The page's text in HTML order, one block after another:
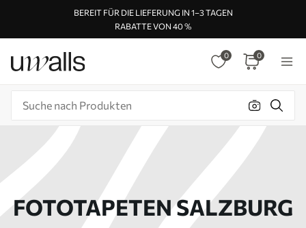
BEREIT FÜR DIE LIEFERUNG IN 1–3 TAGEN
RABATTE VON 40 %
0 0
FOTOTAPETEN SALZBURG